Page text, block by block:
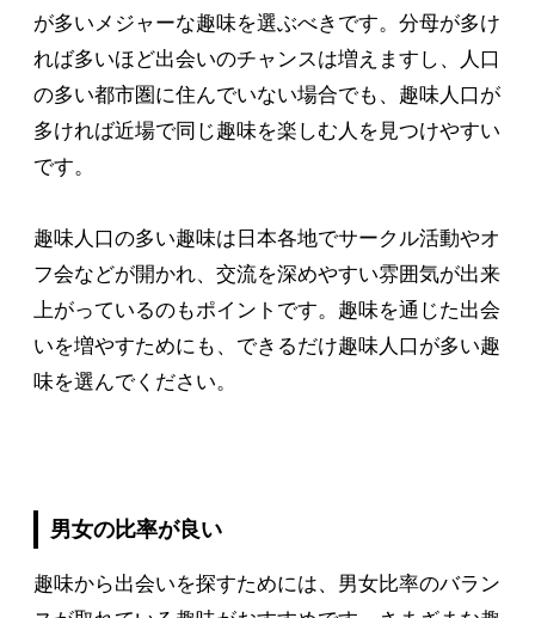
が多いメジャーな趣味を選ぶべきです。分母が多け
れば多いほど出会いのチャンスは増えますし、人口
の多い都市圏に住んでいない場合でも、趣味人口が
多ければ近場で同じ趣味を楽しむ人を見つけやすい
です。
趣味人口の多い趣味は日本各地でサークル活動やオ
フ会などが開かれ、交流を深めやすい雰囲気が出来
上がっているのもポイントです。趣味を通じた出会
いを増やすためにも、できるだけ趣味人口が多い趣
味を選んでください。
男女の比率が良い
趣味から出会いを探すためには、男女比率のバラン